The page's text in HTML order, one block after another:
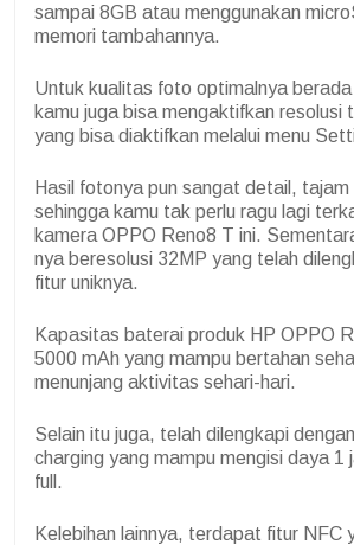
sampai 8GB atau menggunakan
memori tambahannya.
Untuk kualitas foto optimalnya
kamu juga bisa mengaktifkan resolusi
yang bisa diaktifkan melalui menu
Hasil fotonya pun sangat detail, tajam
sehingga kamu tak perlu ragu lagi
kamera OPPO Reno8 T ini.
nya beresolusi 32MP yang telah
fitur uniknya.
Kapasitas baterai produk HP OPPO
5000 mAh yang mampu bertahan
menunjang aktivitas sehari-hari.
Selain itu juga, telah dilengkapi
charging yang mampu mengisi daya 1
full.
Kelebihan lainnya, terdapat fitur NFC